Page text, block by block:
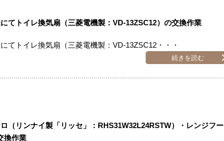
てトイレ換気扇（三菱電機製：VD-13ZSC12）の交換作業
てトイレ換気扇（三菱電機製：VD-13ZSC12・・・
続きを読む
（リンナイ製「リッセ」：RHS31W32L24RSTW）・レンジフー
換作業